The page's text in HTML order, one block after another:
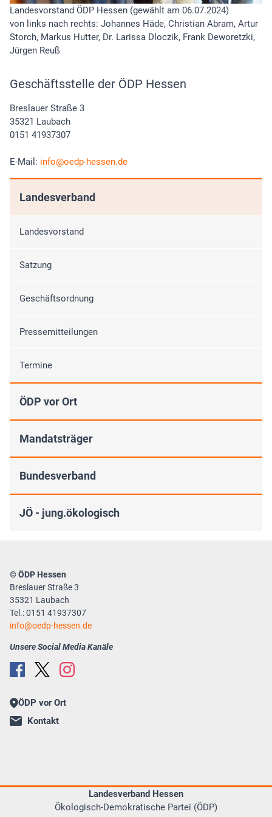
Landesvorstand ÖDP Hessen (gewählt am 06.07.2024)
von links nach rechts: Johannes Häde, Christian Abram, Artur
Storch, Markus Hutter, Dr. Larissa Dloczik, Frank Deworetzki,
Jürgen Reuß
Geschäftsstelle der ÖDP Hessen
Breslauer Straße 3
35321 Laubach
0151 41937307
E-Mail: info oedp-hessen.de
Landesverband
Landesvorstand
Satzung
Geschäftsordnung
Pressemitteilungen
Termine
ÖDP vor Ort
Mandatsträger
Bundesverband
JÖ - jung.ökologisch
© ÖDP Hessen
Breslauer Straße 3
35321 Laubach
Tel.: 0151 41937307
info
oedp-hessen.de
Unsere Social Media Kanäle
ÖDP vor Ort
Kontakt
Landesverband Hessen
Ökologisch-Demokratische Partei (ÖDP)